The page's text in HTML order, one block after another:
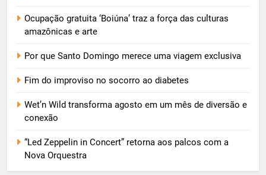
Ocupação gratuita ‘Boiúna’ traz a força das culturas
amazônicas e arte
Por que Santo Domingo merece uma viagem exclusiva
Fim do improviso no socorro ao diabetes
Wet’n Wild transforma agosto em um mês de diversão e
conexão
“Led Zeppelin in Concert” retorna aos palcos com a
Nova Orquestra